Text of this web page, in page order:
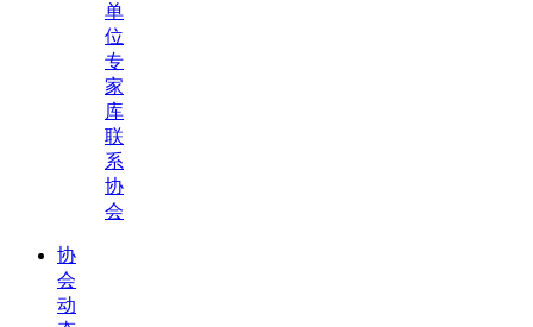
单
位
专
家
库
联
系
协
会
协
会
动